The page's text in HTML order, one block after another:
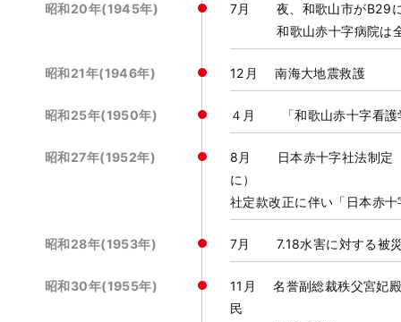
昭和20年(1945年)
7月 夜、和歌山市がB29に
和歌山赤十字病院は
昭和21年(1946年) 12月 南海大地震救護
昭和25年(1950年) ４月 「和歌山赤十字看護
昭和27年(1952年)
8月 日本赤十字社法制定
に）
社定款改正に伴い「日本赤
昭和28年(1953年) 7月 7.18水害に対する被
昭和30年(1955年)
11月 名誉副総裁秩父宮妃
民